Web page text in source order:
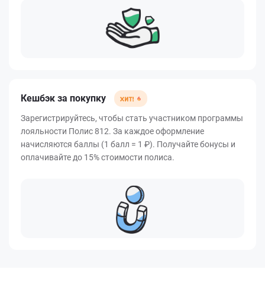
Кешбэк за покупку
Зарегистрируйтесь, чтобы стать участником программы
лояльности Полис 812. За каждое оформление
начисляются баллы (1 балл = 1 ₽). Получайте бонусы и
оплачивайте до 15% стоимости полиса.